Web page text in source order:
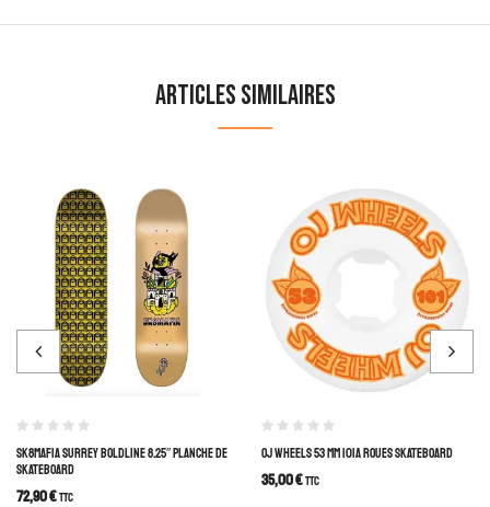
Articles similaires
SK8MAFIA SURREY BOLDLINE 8.25″ PLANCHE DE
SKATEBOARD
72,90€TTC
OJ WHEELS 53 MM 101A ROUES SKATEBOARD
35,00€TTC